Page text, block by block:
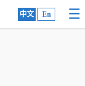
中文 En